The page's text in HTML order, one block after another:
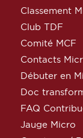
Classement
Club TDF
Comité MCF
Contacts
Débuter en
Doc
FAQ
Jauge Micro